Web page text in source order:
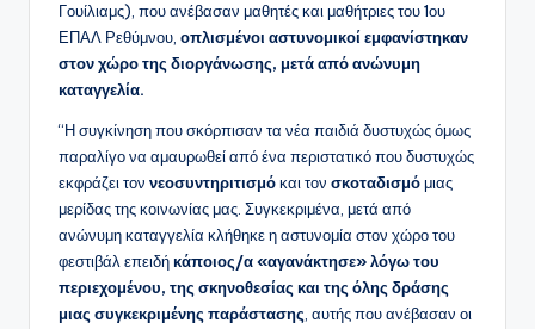
Γουίλιαμς), που ανέβασαν μαθητές και μαθήτριες του 1ου
ΕΠΑΛ Ρεθύμνου, οπλισμένοι αστυνομικοί εμφανίστηκαν
στον χώρο της διοργάνωσης, μετά από ανώνυμη
καταγγελία.
“Η συγκίνηση που σκόρπισαν τα νέα παιδιά δυστυχώς όμως
παραλίγο να αμαυρωθεί από ένα περιστατικό που δυστυχώς
εκφράζει τον νεοσυντηριτισμόκαι τον σκοταδισμόμιας
μερίδας της κοινωνίας μας. Συγκεκριμένα, μετά από
ανώνυμη καταγγελία κλήθηκε η αστυνομία στον χώρο του
φεστιβάλ επειδήκάποιος/α «αγανάκτησε» λόγω του
περιεχομένου, της σκηνοθεσίας και της όλης δράσης
μιας συγκεκριμένης παράστασης , αυτής που ανέβασαν οι